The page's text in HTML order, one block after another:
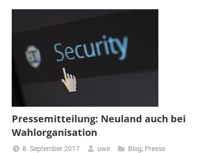
Pressemitteilung: Neuland auch bei
Wahlorganisation
8. September 2017 uwe Blog, Presse